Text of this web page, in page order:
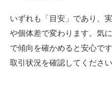
いずれも「目安」であり、
や個体差で変わります。気
で傾向を確かめると安心で
取引状況を確認してください